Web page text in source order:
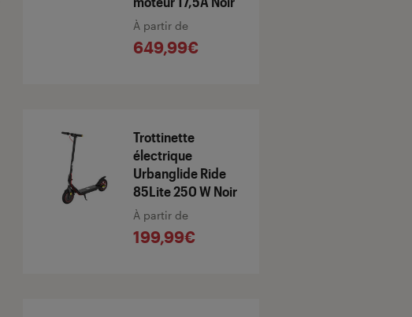
À partir de
649,99€
Trottinette
électrique
Urbanglide Ride
85Lite 250 W Noir
À partir de
199,99€